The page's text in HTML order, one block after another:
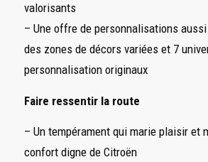
valorisants
– Une offre de personnalisations aussi
des zones de décors variées et 7
personnalisation originaux
Faire ressentir la route
– Un tempérament qui marie plaisir et
confort digne de Citroën